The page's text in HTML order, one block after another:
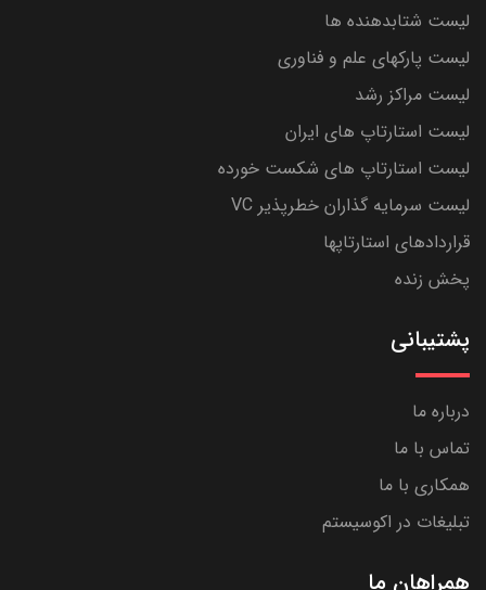
لیست شتابدهنده ها
لیست پارکهای علم و فناوری
لیست مراکز رشد
لیست استارتاپ های ایران
لیست استارتاپ های شکست خورده
لیست سرمایه گذاران خطرپذیر VC
قراردادهای استارتاپها
پخش زنده
پشتیبانی
درباره ما
تماس با ما
همکاری با ما
تبلیغات در اکوسیستم
همراهان ما